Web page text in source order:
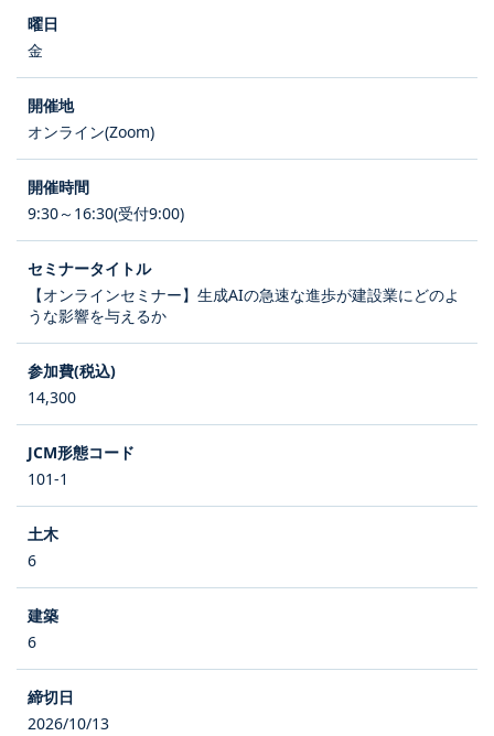
金
オンライン(Zoom)
9:30～16:30(受付9:00)
【オンラインセミナー】生成AIの急速な進歩が建設業にどのよ
うな影響を与えるか
14,300
101-1
6
6
2026/10/13